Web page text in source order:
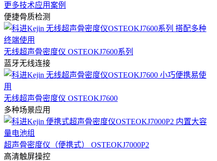
更多技术应用案例
便捷骨质检测
无线超声骨密度仪 OSTEOKJ7600系列
蓝牙无线连接
无线超声骨密度仪 OSTEOKJ7600
多种场景应用
超声骨密度仪（便携式） OSTEOKJ7000P2
高清触屏操控